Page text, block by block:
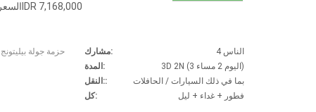
حزمة جولة 4 مشارك 3D 2N السعر الإجماليIDR 7,168,000
مشارك:
4 الناس
المدة:
3D 2N (3 اليوم 2 مساء)
النقل::
بما في ذلك السيارات / الحافلات
كل:
فطور + غداء + ليل